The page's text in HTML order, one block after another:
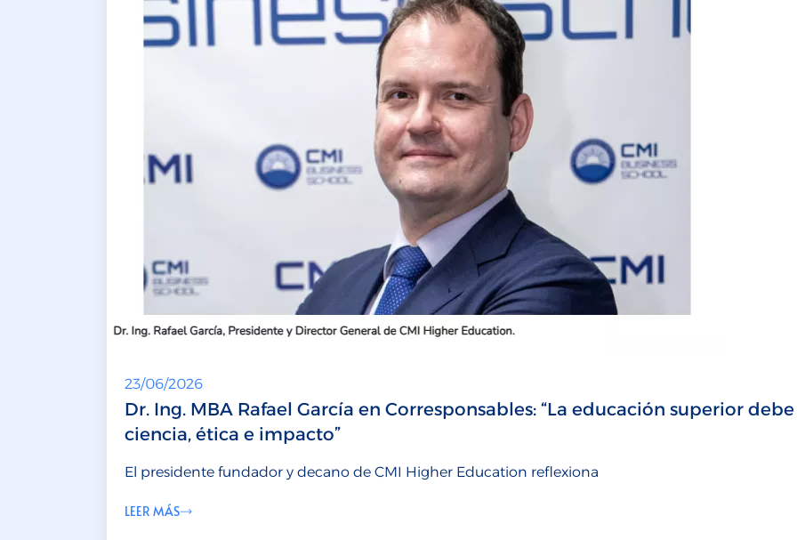
23/06/2026
Dr. Ing. MBA Rafael García en Corresponsables: “La educación superior
ciencia, ética e impacto”
El presidente fundador y decano de CMI Higher Education reflexiona
LEER MÁS